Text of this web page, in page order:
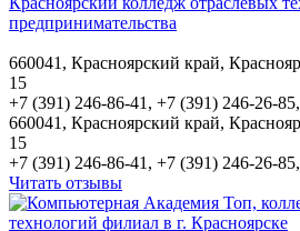
предпринимательства
660041, Красноярский край,
15
+7 (391) 246-86-41, +7 (391) 246-26-
660041, Красноярский край,
15
+7 (391) 246-86-41, +7 (391) 246-26-
Читать отзывы